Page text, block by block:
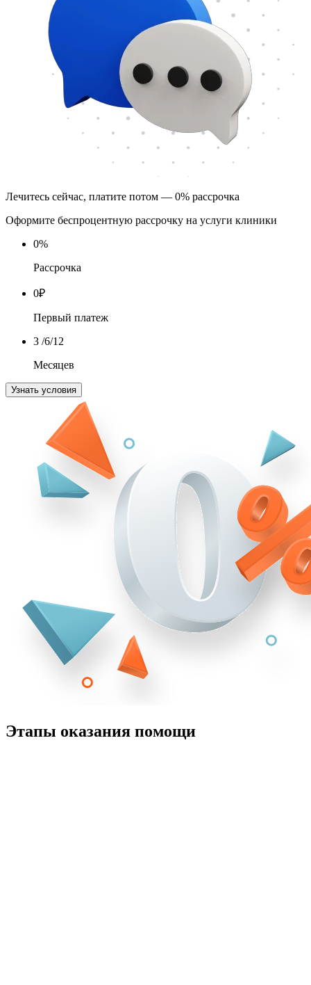
Лечитесь сейчас, платите потом — 0% рассрочка
Оформите беспроцентную рассрочку на услуги клиники
0%
Рассрочка
0₽
Первый платеж
3 /6/12
Месяцев
Узнать условия
Этапы оказания помощи